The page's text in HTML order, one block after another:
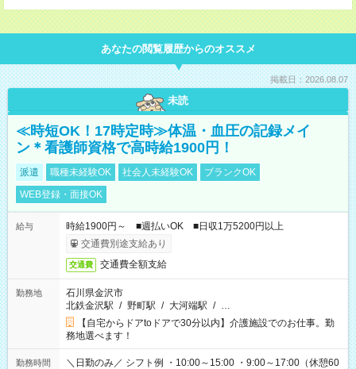
あなたの閲覧履歴からのオススメ
掲載日：2026.08.07
未読
≪時短OK！17時定時≫体温・血圧の記録メイ
ン＊看護師資格で高時給1900円！
派遣 職種未経験OK 社会人未経験OK
ブランクOK
WEB登録・面接OK
給与
時給1900円～ ■週払いOK ■日収1万5200円以上
交通費別途支給あり
交通費 交通費全額支給
勤務地
石川県金沢市
北鉄金沢駅 / 野町駅 / 大河端駅 / …
【自宅からドアtoドアで30分以内】介護施設でのお仕事。勤
務地選べます！
勤務時間
＼日勤のみ／ シフト例 ・10:00～15:00 ・9:00～17:00（休憩60